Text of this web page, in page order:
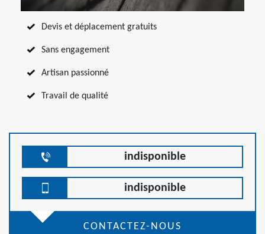
Devis et déplacement gratuits
Sans engagement
Artisan passionné
Travail de qualité
indisponible
indisponible
CONTACTEZ-NOUS